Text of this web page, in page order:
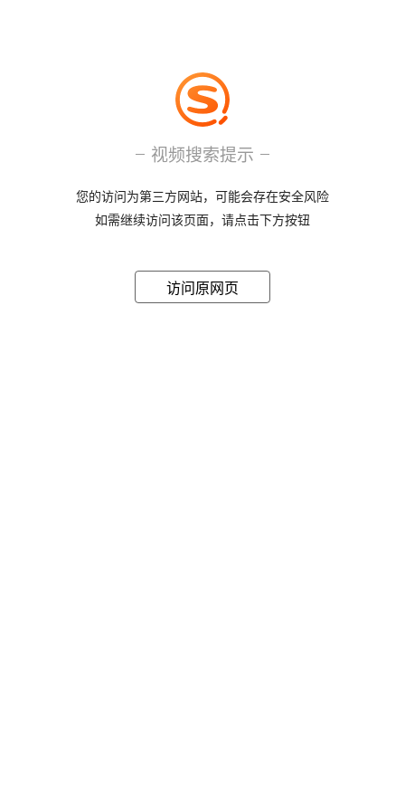
视频搜索提示
您的访问为第三方网站，可能会存在安全风险
如需继续访问该页面，请点击下方按钮
访问原网页